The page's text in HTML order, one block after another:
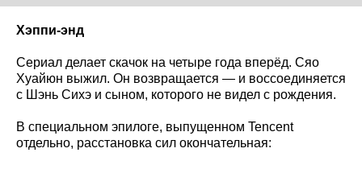
Хэппи-энд
Сериал делает скачок на четыре года вперёд. Сяо
Хуайюн выжил. Он возвращается — и воссоединяется
с Шэнь Сихэ и сыном, которого не видел с рождения.
В специальном эпилоге, выпущенном Tencent
отдельно, расстановка сил окончательная: